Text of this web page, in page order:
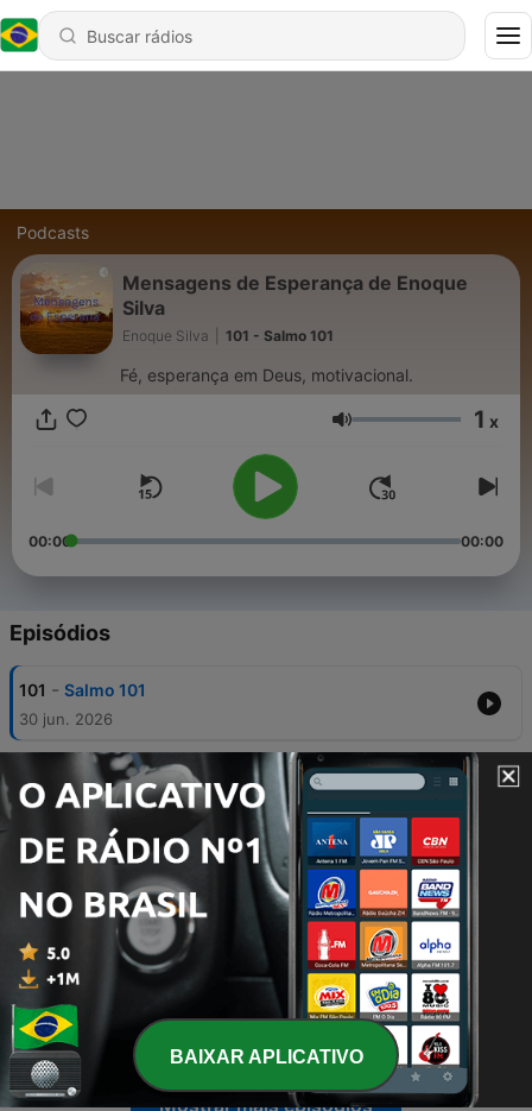
Podcasts
Mensagens de Esperança de Enoque
Silva
Enoque Silva 101 - Salmo 101
Fé, esperança em Deus, motivacional.
Volume 1 x
00:00 00:00
Episódios
101 - Salmo 101
30 jun. 2026
Seja ousado!
25 mar. 2026
99 - Final Feliz
98 - Salmo 121
02 fev. 2026
97 Ansioso? Seja cheio de paz!
21 nov. 2025
Mostrar mais episódios
BAIXAR APLICATIVO